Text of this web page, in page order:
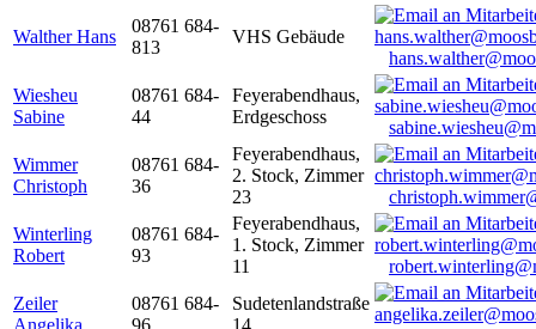
Walther Hans
08761 684-
813
VHS Gebäude
Wiesheu
Sabine
08761 684-
44
Feyerabendhaus,
Erdgeschoss
Wimmer
Christoph
08761 684-
36
Feyerabendhaus,
2. Stock, Zimmer
23
Winterling
Robert
08761 684-
93
Feyerabendhaus,
1. Stock, Zimmer
11
Zeiler
Angelika
08761 684-
96
Sudetenlandstraße
14